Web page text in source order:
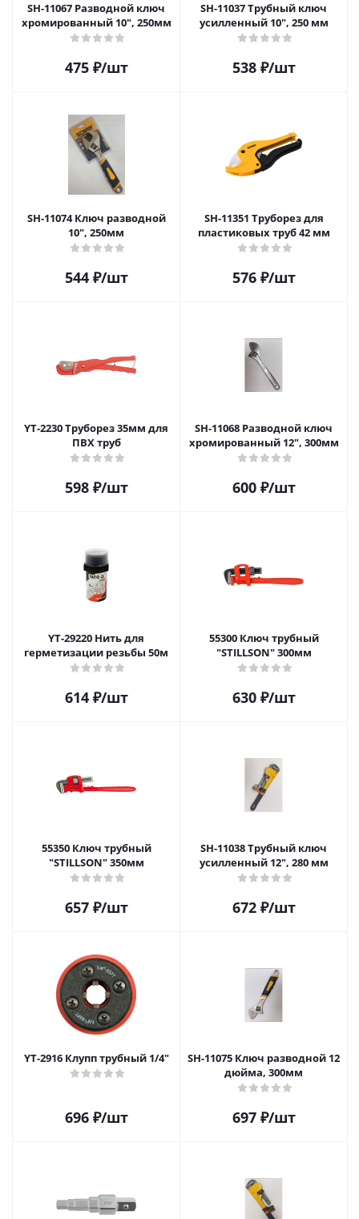
SH-11067 Разводной ключ
хромированный 10", 250мм
475₽/шт
SH-11037 Трубный ключ
усилленный 10", 250 мм
538₽/шт
SH-11074 Ключ разводной
10", 250мм
544₽/шт
SH-11351 Труборез для
пластиковых труб 42 мм
576₽/шт
YT-2230 Труборез 35мм для
ПВХ труб
598₽/шт
SH-11068 Разводной ключ
хромированный 12", 300мм
600₽/шт
YT-29220 Нить для
герметизации резьбы 50м
614₽/шт
55300 Ключ трубный
"STILLSON" 300мм
630₽/шт
55350 Ключ трубный
"STILLSON" 350мм
657₽/шт
SH-11038 Трубный ключ
усилленный 12", 280 мм
672₽/шт
YT-2916 Клупп трубный 1/4"
696₽/шт
SH-11075 Ключ разводной 12
дюйма, 300мм
697₽/шт